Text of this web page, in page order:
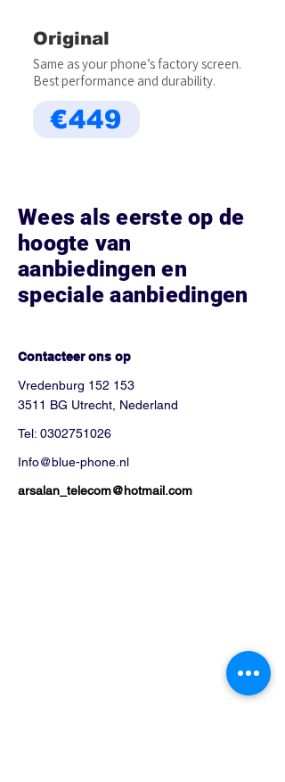
Original
Same as your phone’s factory screen.
Best performance and durability.
€449
Wees als eerste op de
hoogte van
aanbiedingen en
speciale aanbiedingen
Contacteer ons op
Vredenburg 152 153
3511 BG Utrecht, Nederland
Tel: 0302751026
Info@blue-phone.nl
arsalan_telecom@hotmail.com